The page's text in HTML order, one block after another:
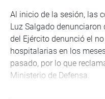
Al inicio de la sesión, las
Luz Salgado
del Ejército denunció el
hospitalarias en los
pasado, por lo que
Ministerio de Defensa.